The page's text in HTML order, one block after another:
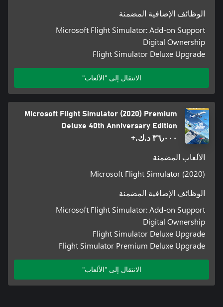
الوظائف الإضافية المضمنة
Microsoft Flight Simulator: Add-on Support
Digital Ownership
Flight Simulator Deluxe Upgrade
الانتقال إلى "الألعاب"
Microsoft Flight Simulator (2020) Premium
Deluxe 40th Anniversary Edition
٣٦٫٠٠٠ د.ك.‏+
الألعاب المضمنة
Microsoft Flight Simulator (2020)
الوظائف الإضافية المضمنة
Microsoft Flight Simulator: Add-on Support
Digital Ownership
Flight Simulator Deluxe Upgrade
Flight Simulator Premium Deluxe Upgrade
الانتقال إلى "الألعاب"